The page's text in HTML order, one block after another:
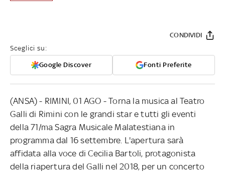
Sceglici su:
Google Discover Fonti Preferite
CONDIVIDI
(ANSA) - RIMINI, 01 AGO - Torna la musica al Teatro
Galli di Rimini con le grandi star e tutti gli eventi
della 71/ma Sagra Musicale Malatestiana in
programma dal 16 settembre. L'apertura sarà
affidata alla voce di Cecilia Bartoli, protagonista
della riapertura del Galli nel 2018, per un concerto